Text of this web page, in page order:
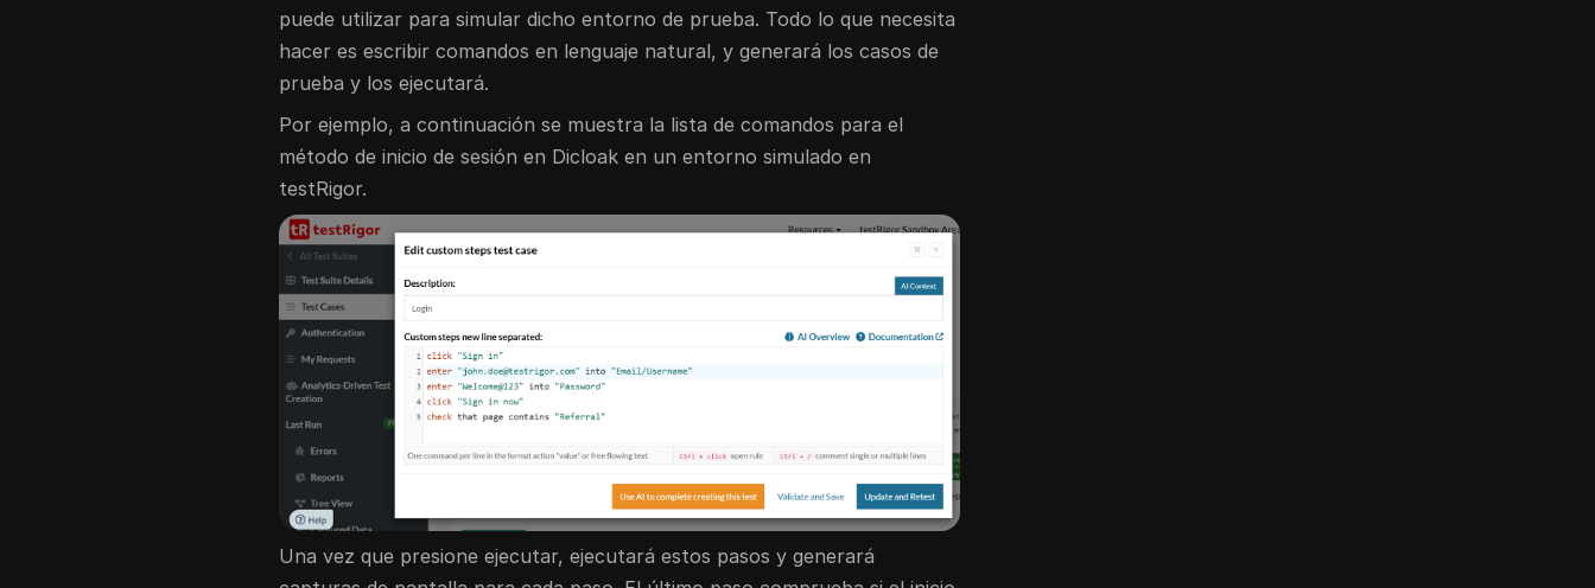
puede utilizar para simular dicho entorno de prueba. Todo lo que necesita
hacer es escribir comandos en lenguaje natural, y generará los casos de
prueba y los ejecutará.
Por ejemplo, a continuación se muestra la lista de comandos para el
método de inicio de sesión en Dicloak en un entorno simulado en
testRigor.
Una vez que presione ejecutar, ejecutará estos pasos y generará